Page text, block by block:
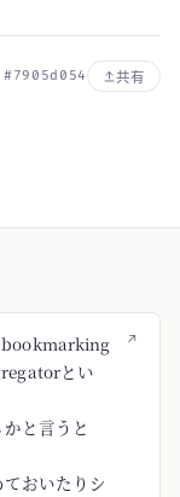
#7905d054 共有
↗
bookmarking
とい
と言うと
おいたりシ